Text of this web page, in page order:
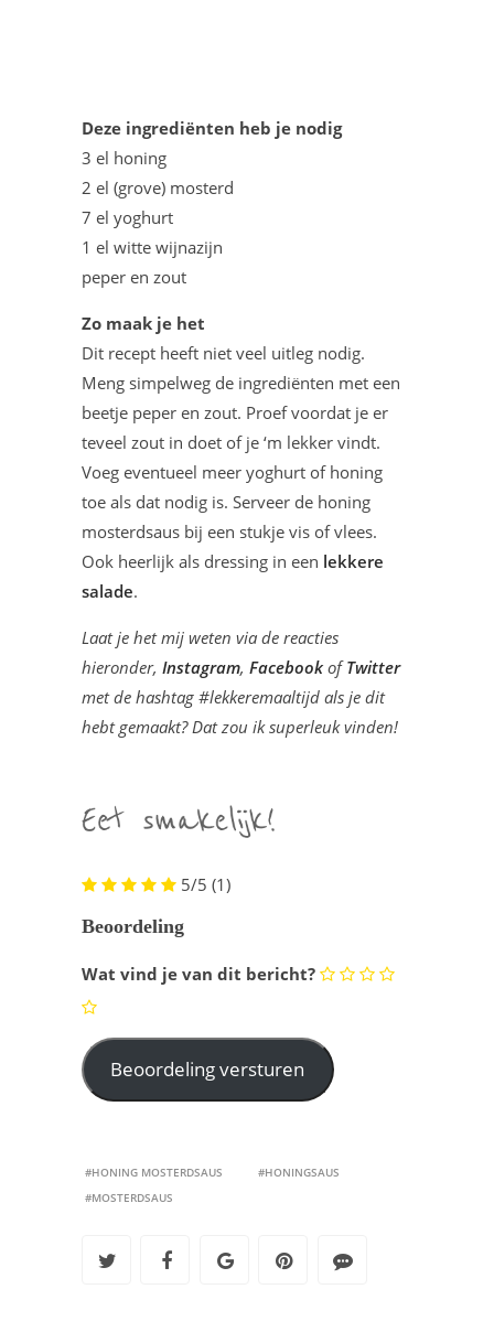
Deze ingrediënten heb je nodig
3 el honing
2 el (grove) mosterd
7 el yoghurt
1 el witte wijnazijn
peper en zout
Zo maak je het
Dit recept heeft niet veel uitleg nodig.
Meng simpelweg de ingrediënten met een
beetje peper en zout. Proef voordat je er
teveel zout in doet of je ‘m lekker vindt.
Voeg eventueel meer yoghurt of honing
toe als dat nodig is. Serveer de honing
mosterdsaus bij een stukje vis of vlees.
Ook heerlijk als dressing in een lekkere
salade.
Laat je het mij weten via de reacties
hieronder, Instagram, FacebookofTwitter
met de hashtag #lekkeremaaltijd als je dit
hebt gemaakt? Dat zou ik superleuk vinden!
5/5 (1)
Beoordeling
Wat vind je van dit bericht?
#HONING MOSTERDSAUS
#HONINGSAUS
#MOSTERDSAUS